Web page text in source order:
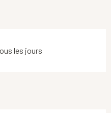
les jours